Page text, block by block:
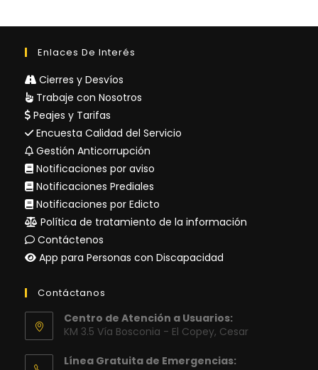
Enlaces De Interés
Cierres y Desvíos
Trabaje con Nosotros
Peajes y Tarifas
Encuesta Calidad del Servicio
Gestión Anticorrupción
Notificaciones por aviso
Notificaciones Prediales
Notificaciones por Edicto
Política de tratamiento de la información
Contáctenos
App para Personas con Discapacidad
Contáctanos
Centro de Atención a Usuarios:
KM 3.5 Vía Bosconia - El Copey, Cesar
Línea Gratuita de Emergencias: